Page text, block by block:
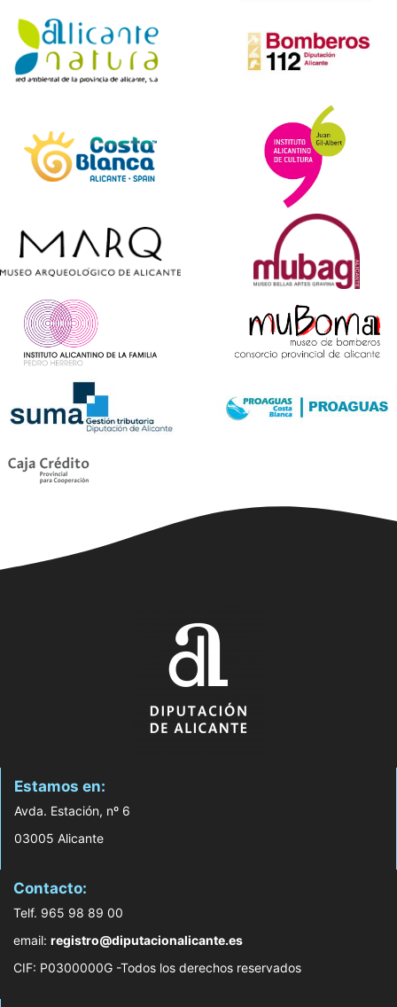
Estamos en:
Avda. Estación, nº 6
03005 Alicante
Contacto:
Telf. 965 98 89 00
email: registro@diputacionalicante.es
CIF: P0300000G -Todos los derechos reservados